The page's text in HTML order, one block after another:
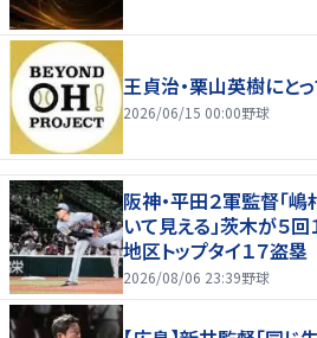
王貞治・栗山英樹にと
2026/06/15 00:00野球
阪神・平田２軍監督「
いて見える」茨木が５
地区トップタイ１７盗塁
2026/08/06 23:39野球